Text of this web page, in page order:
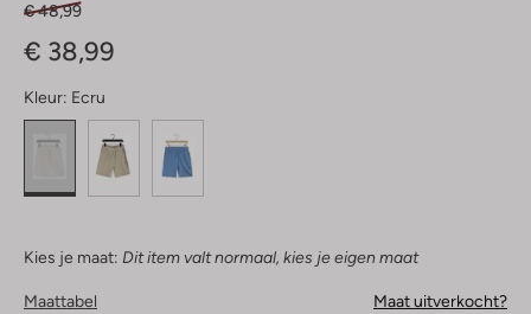
€ 48,99
€ 38,99
Kleur: Ecru
Kies je maat: Dit item valt normaal, kies je eigen maat
Maattabel Maat uitverkocht?